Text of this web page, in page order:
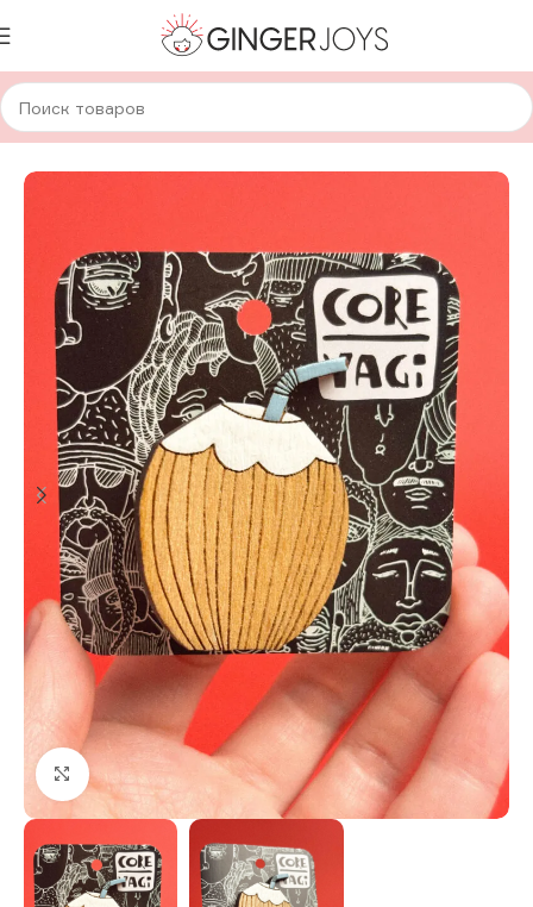
Главная Украшения Брошки и значки Деревянные брошки
Нажмите, чтобы увеличить изображение